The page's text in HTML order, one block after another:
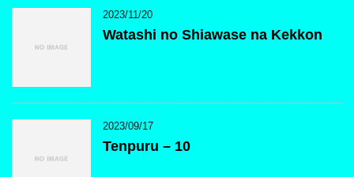
2023/11/20
Watashi no Shiawase na Kekkon
2023/09/17
Tenpuru – 10